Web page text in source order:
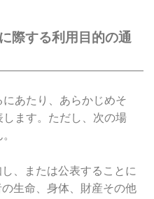
際する利用目的の通
あたり、あらかじめそ
ます。ただし、次の場
、または公表することに
生命、身体、財産その他